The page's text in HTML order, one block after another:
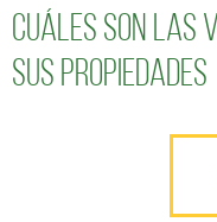
Cuáles son las
sus propiedades